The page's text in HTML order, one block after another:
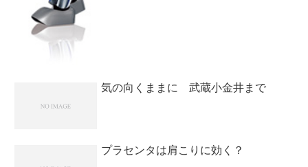
気の向くままに 武蔵小金井まで
プラセンタは肩こりに効く？